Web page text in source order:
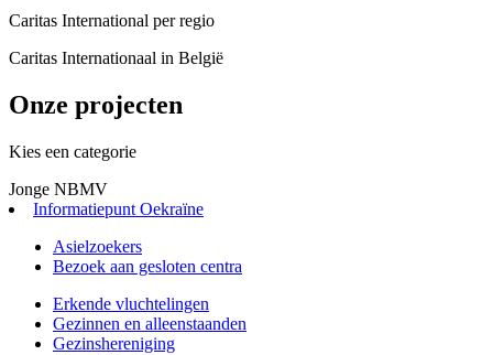
Caritas International per regio
Caritas Internationaal in België
Onze projecten
Kies een categorie
Jonge NBMV
Informatiepunt Oekraïne
Asielzoekers
Bezoek aan gesloten centra
Erkende vluchtelingen
Gezinnen en alleenstaanden
Gezinshereniging